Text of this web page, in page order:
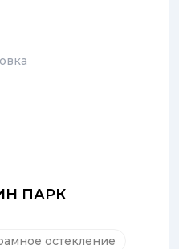
ПАРК
остекление